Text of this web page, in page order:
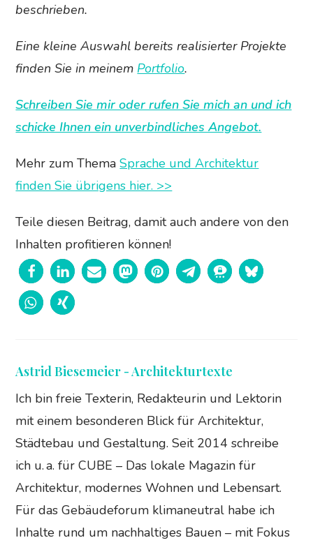
beschrieben.
Eine kleine Auswahl bereits realisierter Projekte
finden Sie in meinem Portfolio.
Schreiben Sie mir oder rufen Sie mich an und ich
schicke Ihnen ein unverbindliches Angebot.
Mehr zum ThemaSprache und Architektur
finden Sie übrigens hier. >>
Teile diesen Beitrag, damit auch andere von den
Inhalten profitieren können!
Astrid Biesemeier - Architekturtexte
Ich bin freie Texterin, Redakteurin und Lektorin
mit einem besonderen Blick für Architektur,
Städtebau und Gestaltung. Seit 2014 schreibe
ich u. a. für CUBE – Das lokale Magazin für
Architektur, modernes Wohnen und Lebensart.
Für das Gebäudeforum klimaneutral habe ich
Inhalte rund um nachhaltiges Bauen – mit Fokus